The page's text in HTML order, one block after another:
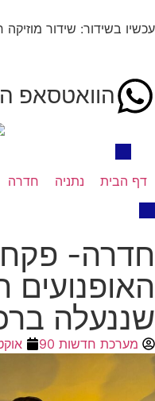
עכשיו בשידור: שידור מוזיקה
הוואטסאפ
דף הבית נתניה חדרה
חדרה-
האופנועים
שננעלה
מערכת חדשות 90